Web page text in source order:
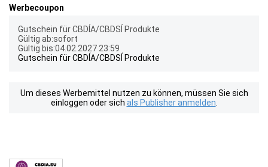
Werbecoupon
Gutschein für CBDÍA/CBDSÍ Produkte
Gültig ab:sofort
Gültig bis:04.02.2027 23:59
Gutschein für CBDÍA/CBDSÍ Produkte
Um dieses Werbemittel nutzen zu können, müssen Sie sich
einloggen oder sich als Publisher anmelden